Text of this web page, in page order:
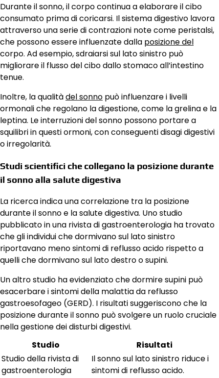
Durante il sonno, il corpo continua a elaborare il cibo
consumato prima di coricarsi. Il sistema digestivo lavora
attraverso una serie di contrazioni note come peristalsi,
che possono essere influenzate dalla posizione del
corpo. Ad esempio, sdraiarsi sul lato sinistro può
migliorare il flusso del cibo dallo stomaco all’intestino
tenue.
Inoltre, la qualitàdel sonno può influenzare i livelli
ormonali che regolano la digestione, come la grelina e la
leptina. Le interruzioni del sonno possono portare a
squilibri in questi ormoni, con conseguenti disagi digestivi
o irregolarità.
Studi scientifici che collegano la posizione durante
il sonno alla salute digestiva
La ricerca indica una correlazione tra la posizione
durante il sonno e la salute digestiva. Uno studio
pubblicato in una rivista di gastroenterologia ha trovato
che gli individui che dormivano sul lato sinistro
riportavano meno sintomi di reflusso acido rispetto a
quelli che dormivano sul lato destro o supini.
Un altro studio ha evidenziato che dormire supini può
esacerbare i sintomi della malattia da reflusso
gastroesofageo (GERD). I risultati suggeriscono che la
posizione durante il sonno può svolgere un ruolo cruciale
nella gestione dei disturbi digestivi.
Studio
Risultati
Studio della rivista di
gastroenterologia
Il sonno sul lato sinistro riduce i
sintomi di reflusso acido.